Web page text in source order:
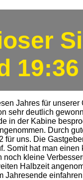
19:36
Jahres für
sehr deutlich
in der Kabine
Durch
für uns. Die
Somit hat man
noch kleine
Halbzeit
Jahresende